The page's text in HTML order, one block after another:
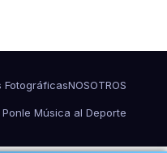
FotográficasNOSOTROS
Ponle Música al Deporte